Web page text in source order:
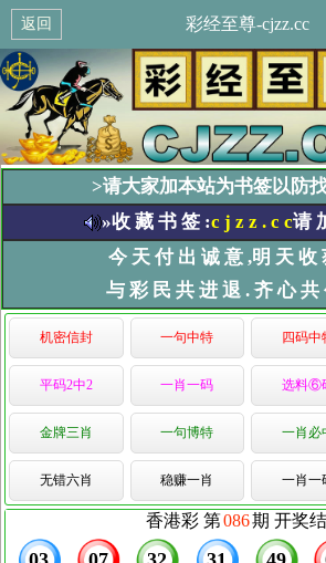
返回 彩经至尊-cjzz.cc
>请大家加本站为书签以防
»收 藏 书 签 :c j z z . c c请
今 天 付 出 诚 意 ,明 天 收
与 彩 民 共 进 退 . 齐 心 共
机密信封 一句中特 四码中
平码2中2 一肖一码 选料⑥
金牌三肖 一句博特 一肖必
无错六肖 稳赚一肖 一肖一